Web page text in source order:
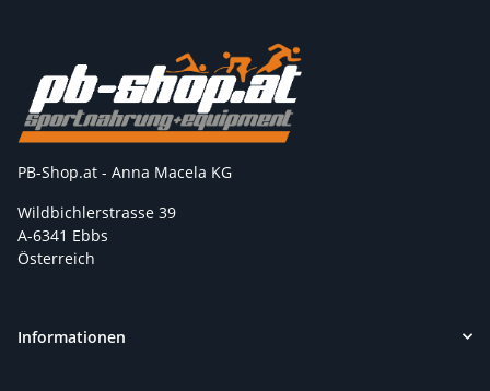
PB-Shop.at - Anna Macela KG
Wildbichlerstrasse 39
A-6341 Ebbs
Österreich
Informationen